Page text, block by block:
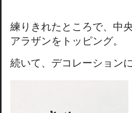
練りきれたところで、中
アラザンをトッピング。
続いて、デコレーション